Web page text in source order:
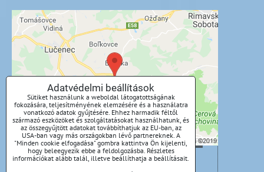
A külső tartalom blokkolva van az
adatvédelmi beállítások által
Külső tartalmat szeretne betölteni?
Engedélyezze egyszer
Mindig engedélyezze - egyetért a cookie-
típussal: Funkcionális
Tartalom megnyitása új ablakban
Adatvédelmi beállítások
Sütiket használunk a weboldal látogatottságának
fokozására, teljesítményének elemzésére és a használatra
vonatkozó adatok gyűjtésére. Ehhez harmadik féltől
származó eszközöket és szolgáltatásokat használhatunk, és
az összegyűjtött adatokat továbbíthatjuk az EU-ban, az
USA-ban vagy más országokban lévő partnereknek. A
"Minden cookie elfogadása" gombra kattintva Ön kijelenti,
hogy beleegyezik ebbe a feldolgozásba. Részletes
információkat alább talál, illetve beállíthatja a beállításait.